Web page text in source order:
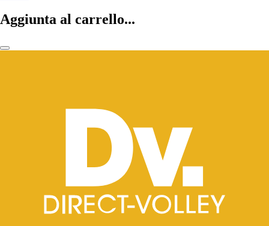
Aggiunta al carrello...